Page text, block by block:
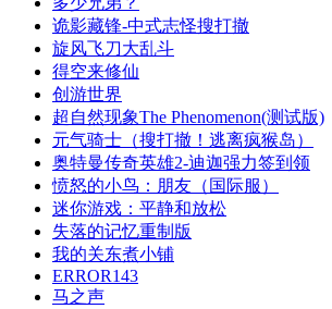
诡影藏锋-中式志怪搜打撤
旋风飞刀大乱斗
得空来修仙
创游世界
超自然现象The Phenomenon(测试版)
元气骑士（搜打撤！逃离疯猴岛）
奥特曼传奇英雄2-迪迦强力签到领
愤怒的小鸟：朋友（国际服）
迷你游戏：平静和放松
失落的记忆重制版
我的关东煮小铺
ERROR143
马之声